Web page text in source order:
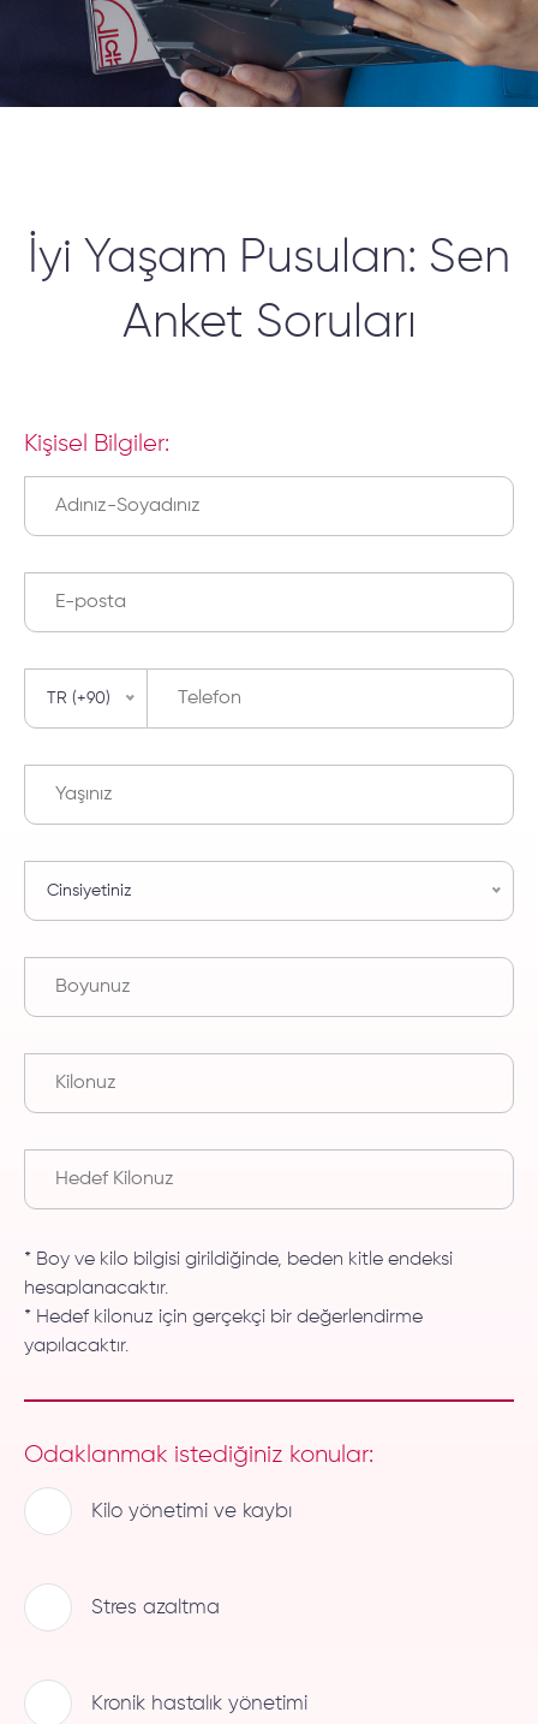
İyi Yaşam Pusulan: Sen
Anket Soruları
Kişisel Bilgiler:
TR (+90)
Cinsiyetiniz
* Boy ve kilo bilgisi girildiğinde, beden kitle endeksi
hesaplanacaktır.
* Hedef kilonuz için gerçekçi bir değerlendirme
yapılacaktır.
Odaklanmak istediğiniz konular:
Kilo yönetimi ve kaybı
Stres azaltma
Kronik hastalık yönetimi